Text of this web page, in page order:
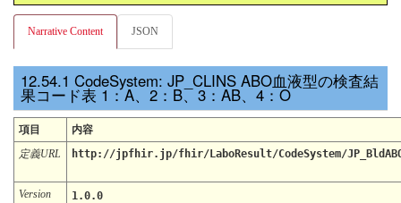
Narrative Content JSON
CodeSystem: JP_CLINS ABO血液型の検査結
果コード表 1：A、2：B、3：AB、4：O
項目
内容
定義URL
http://jpfhir.jp/fhir/LaboResult/CodeSystem/
Version
1.0.0